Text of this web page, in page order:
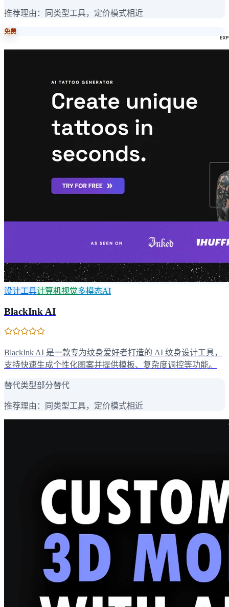
推荐理由： 同类型工具，定价模式相近
免费
设计工具计算机视觉多模态AI
BlackInk AI
BlackInk AI 是一款专为纹身爱好者打造的 AI 纹身设计工具，
支持快速生成个性化图案并提供模板、复杂度调控等功能。
替代类型部分替代
推荐理由： 同类型工具，定价模式相近